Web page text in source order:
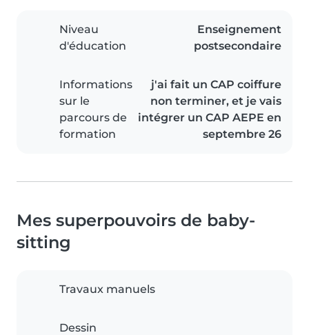
Niveau
d'éducation
Enseignement
postsecondaire
Informations
sur le
parcours de
formation
j'ai fait un CAP coiffure
non terminer, et je vais
intégrer un CAP AEPE en
septembre 26
Mes superpouvoirs de baby-
sitting
Travaux manuels
Dessin